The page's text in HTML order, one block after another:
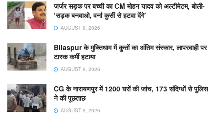
जर्जर सड़क पर बच्ची का CM मोहन यादव को अल्टीमेटम, बोली-
‘सड़क बनवाओ, वर्ना कुर्सी से हटवा देंगे’
AUGUST 9, 2026
Bilaspur के मुक्तिधाम में कुत्तों का अंतिम संस्कार, लापरवाही पर
टास्क कर्मी हटाया
AUGUST 9, 2026
CG के नारायणपुर में 1200 घरों की जांच, 173 संदिग्धों से पुलिस
ने की पूछताछ
AUGUST 9, 2026